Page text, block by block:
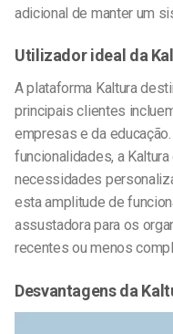
adicional de manter um
Utilizador ideal da
A plataforma Kaltura
principais clientes
empresas e da
funcionalidades, a
necessidades
esta amplitude de
assustadora para os
recentes ou menos
Desvantagens da